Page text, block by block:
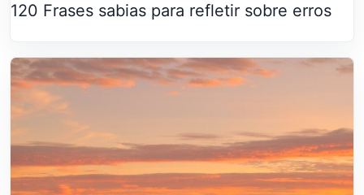
120 Frases sabias para refletir sobre erros